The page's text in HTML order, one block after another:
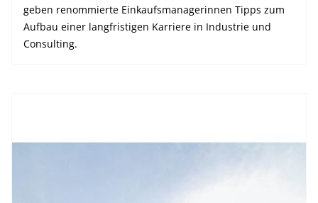
geben renommierte Einkaufsmanagerinnen Tipps zum
Aufbau einer langfristigen Karriere in Industrie und
Consulting.